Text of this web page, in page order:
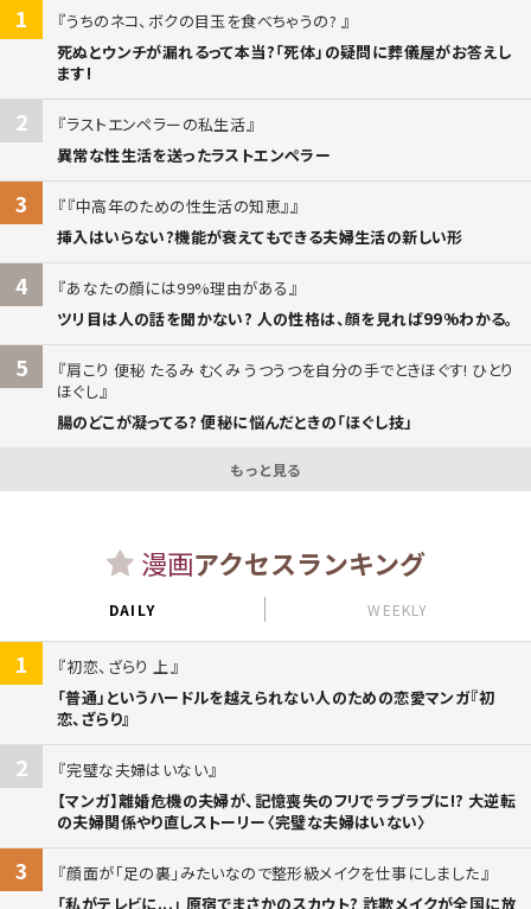
1
うちのネコ、ボクの目玉を食べちゃうの?
死ぬとウンチが漏れるって本当?「死体」の疑問に葬儀屋がお答えし
ます!
2
ラストエンペラーの私生活
異常な性生活を送ったラストエンペラー
3
『中高年のための性生活の知恵』
挿入はいらない?機能が衰えてもできる夫婦生活の新しい形
4
あなたの顔には99%理由がある
ツリ目は人の話を聞かない? 人の性格は、顔を見れば99%わかる。
5
肩こり 便秘 たるみ むくみ うつうつを自分の手でときほぐす! ひとり
ほぐし
腸のどこが凝ってる? 便秘に悩んだときの「ほぐし技」
もっと見る
漫画アクセスランキング
DAILY WEEKLY
1
初恋、ざらり 上
「普通」というハードルを越えられない人のための恋愛マンガ『初
恋、ざらり』
2
完璧な夫婦はいない
【マンガ】離婚危機の夫婦が、記憶喪失のフリでラブラブに!? 大逆転
の夫婦関係やり直しストーリー〈完璧な夫婦はいない〉
3
顔面が「足の裏」みたいなので整形級メイクを仕事にしました
「私がテレビに...」 原宿でまさかのスカウト? 詐欺メイクが全国に放